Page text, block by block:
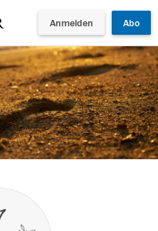
Anmelden Abo